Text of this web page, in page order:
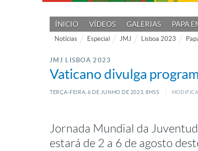
ÍNICIO VÍDEOS GALERIAS PAPA
Notícias Especial JMJ Lisboa 2023
JMJ LISBOA 2023
Vaticano divulga
TERÇA-FEIRA, 6 DE JUNHO DE 2023, 8H55
Jornada Mundial da
estará de 2 a 6 de agosto